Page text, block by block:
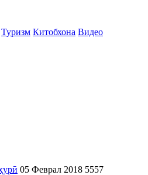
Туризм Китобхона Видео
05 Феврал 2018 5557